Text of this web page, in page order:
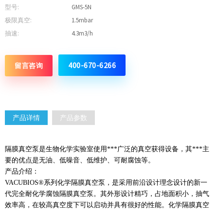
型号:
GMS-5N
极限真空:
1.5mbar
抽速:
4.3m3/h
留言咨询 400-670-6266
产品详情 产品参数
隔膜真空泵是生物化学实验室使用***广泛的真空获得设备，其***主
要的优点是无油、低噪音、低维护、可耐腐蚀等。
产品介绍：
VACUBIOS®系列化学隔膜真空泵，是采用前沿设计理念设计的新一
代完全耐化学腐蚀隔膜真空泵。其外形设计精巧，占地面积小，抽气
效率高，在较高真空度下可以启动并具有很好的性能。化学隔膜真空